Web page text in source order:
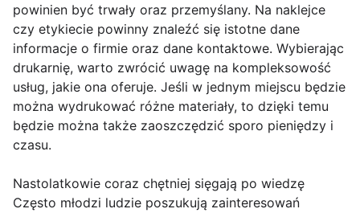
powinien być trwały oraz przemyślany. Na naklejce
czy etykiecie powinny znaleźć się istotne dane
informacje o firmie oraz dane kontaktowe. Wybierając
drukarnię, warto zwrócić uwagę na kompleksowość
usług, jakie ona oferuje. Jeśli w jednym miejscu będzie
można wydrukować różne materiały, to dzięki temu
będzie można także zaoszczędzić sporo pieniędzy i
czasu.
Nastolatkowie coraz chętniej sięgają po wiedzę
Często młodzi ludzie poszukują zainteresowań